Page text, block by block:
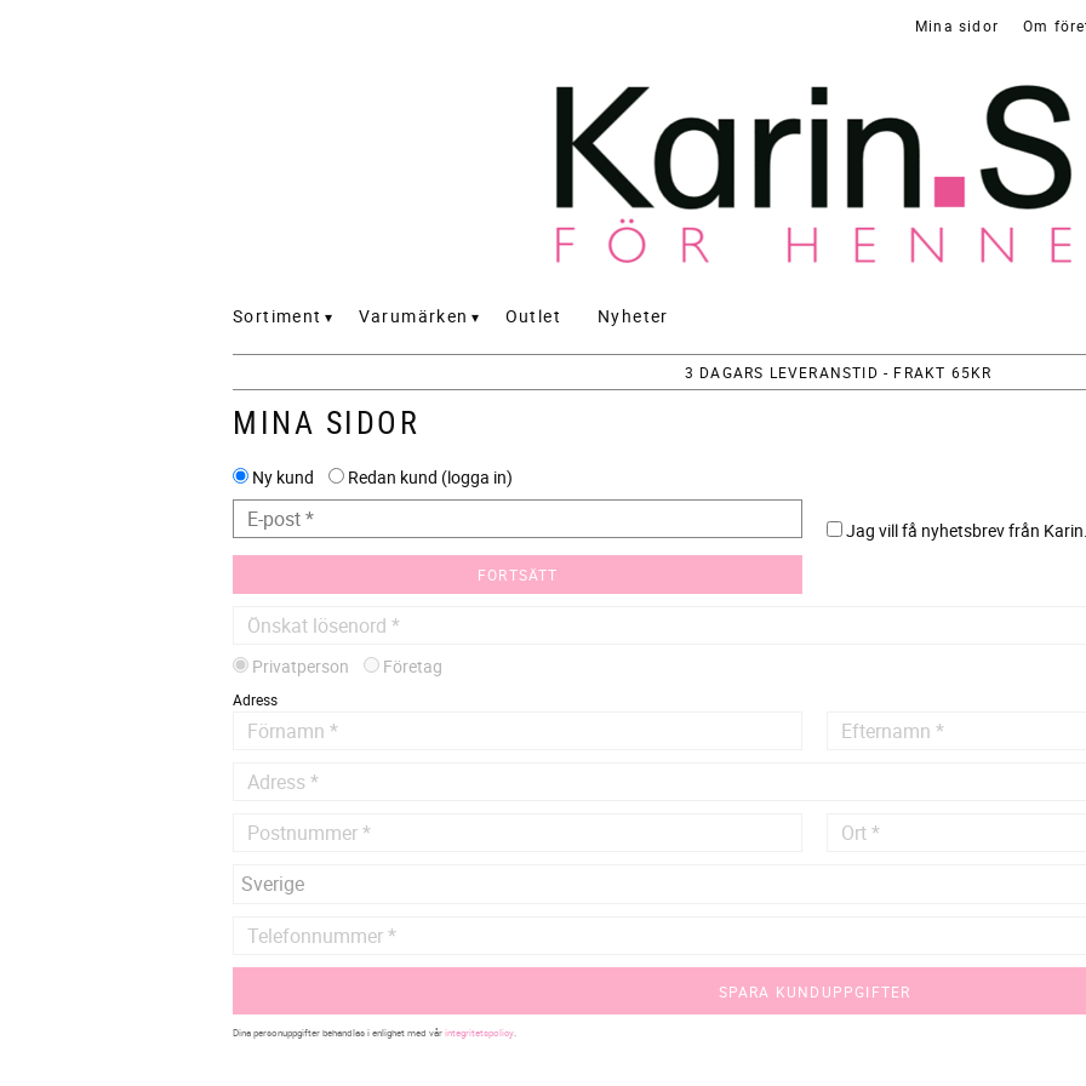
Mina sidor Om
Sortiment Varumärken Outlet Nyheter
3 DAGARS LEVERANSTID - FRAKT 65KR
MINA SIDOR
Ny kund Redan kund logga in
Jag vill få nyhetsbrev från
FORTSÄTT
Privatperson Företag
Adress
SPARA KUNDUPPGIFTER
Dina personuppgifter behandlas i enlighet med vårintegritetspolicy